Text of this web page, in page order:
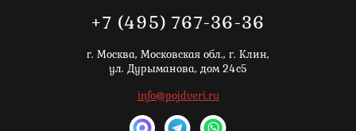
+7 (495) 767-36-36
г. Москва, Московская обл., г. Клин,
ул. Дурыманова, дом 24с5
info@pojdveri.ru